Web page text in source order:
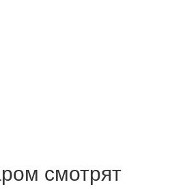
смотрят